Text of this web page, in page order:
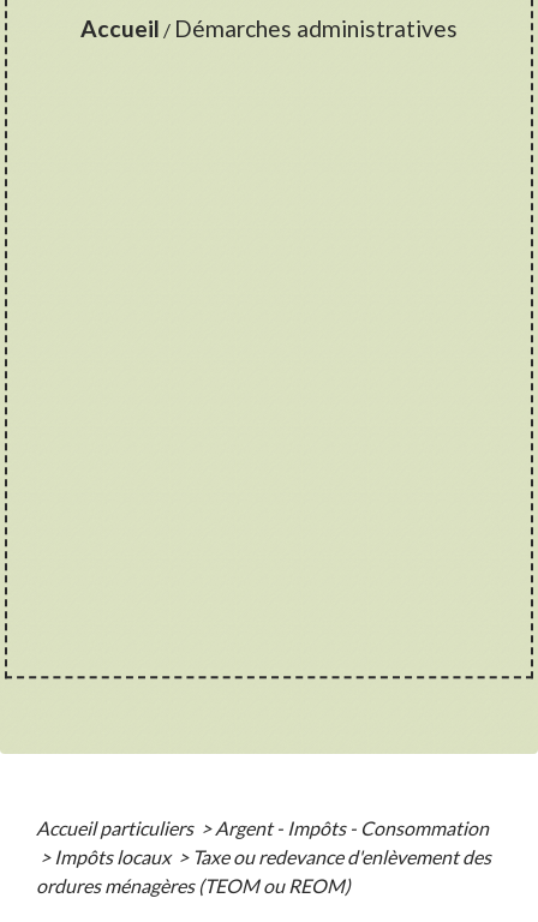
Accueil / Démarches administratives
Accueil particuliers > Argent - Impôts - Consommation
> Impôts locaux > Taxe ou redevance d'enlèvement des
ordures ménagères (TEOM ou REOM)